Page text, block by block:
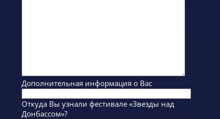
Дополнительная информация о Вас
Откуда Вы узнали фестивале «Звезды над
Донбассом»?